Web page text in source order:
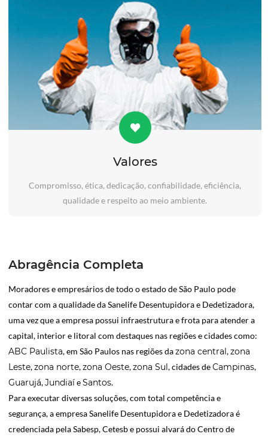
Valores
Compromisso, ética, dedicação, confiabilidade, eficiência,
qualidade e respeito ao meio ambiente.
Abragência Completa
Moradores e empresários de todo o estado de São Paulo pode
contar com a qualidade da Sanelife Desentupidora e Dedetizadora,
uma vez que a empresa possui infraestrutura e frota para atender a
capital, interior e litoral com destaques nas regiões e cidades como:
ABC Paulista, em São Paulos nas regiões dazona central ,zona
Leste,zona norte,zona Oeste,zona Sul , cidades deCampinas,
Guarujá,JundiaíeSantos.
Para executar diversas soluções, com total competência e
segurança, a empresa Sanelife Desentupidora e Dedetizadora é
credenciada pela Sabesp, Cetesb e possui alvará do Centro de